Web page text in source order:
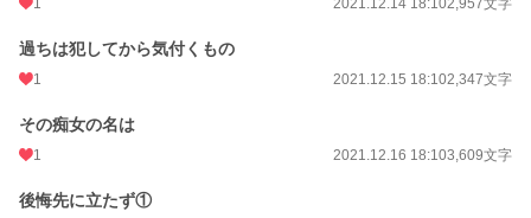
1 2021.12.14 18:102,957文字
過ちは犯してから気付くもの
1 2021.12.15 18:102,347文字
その痴女の名は
1 2021.12.16 18:103,609文字
後悔先に立たず①